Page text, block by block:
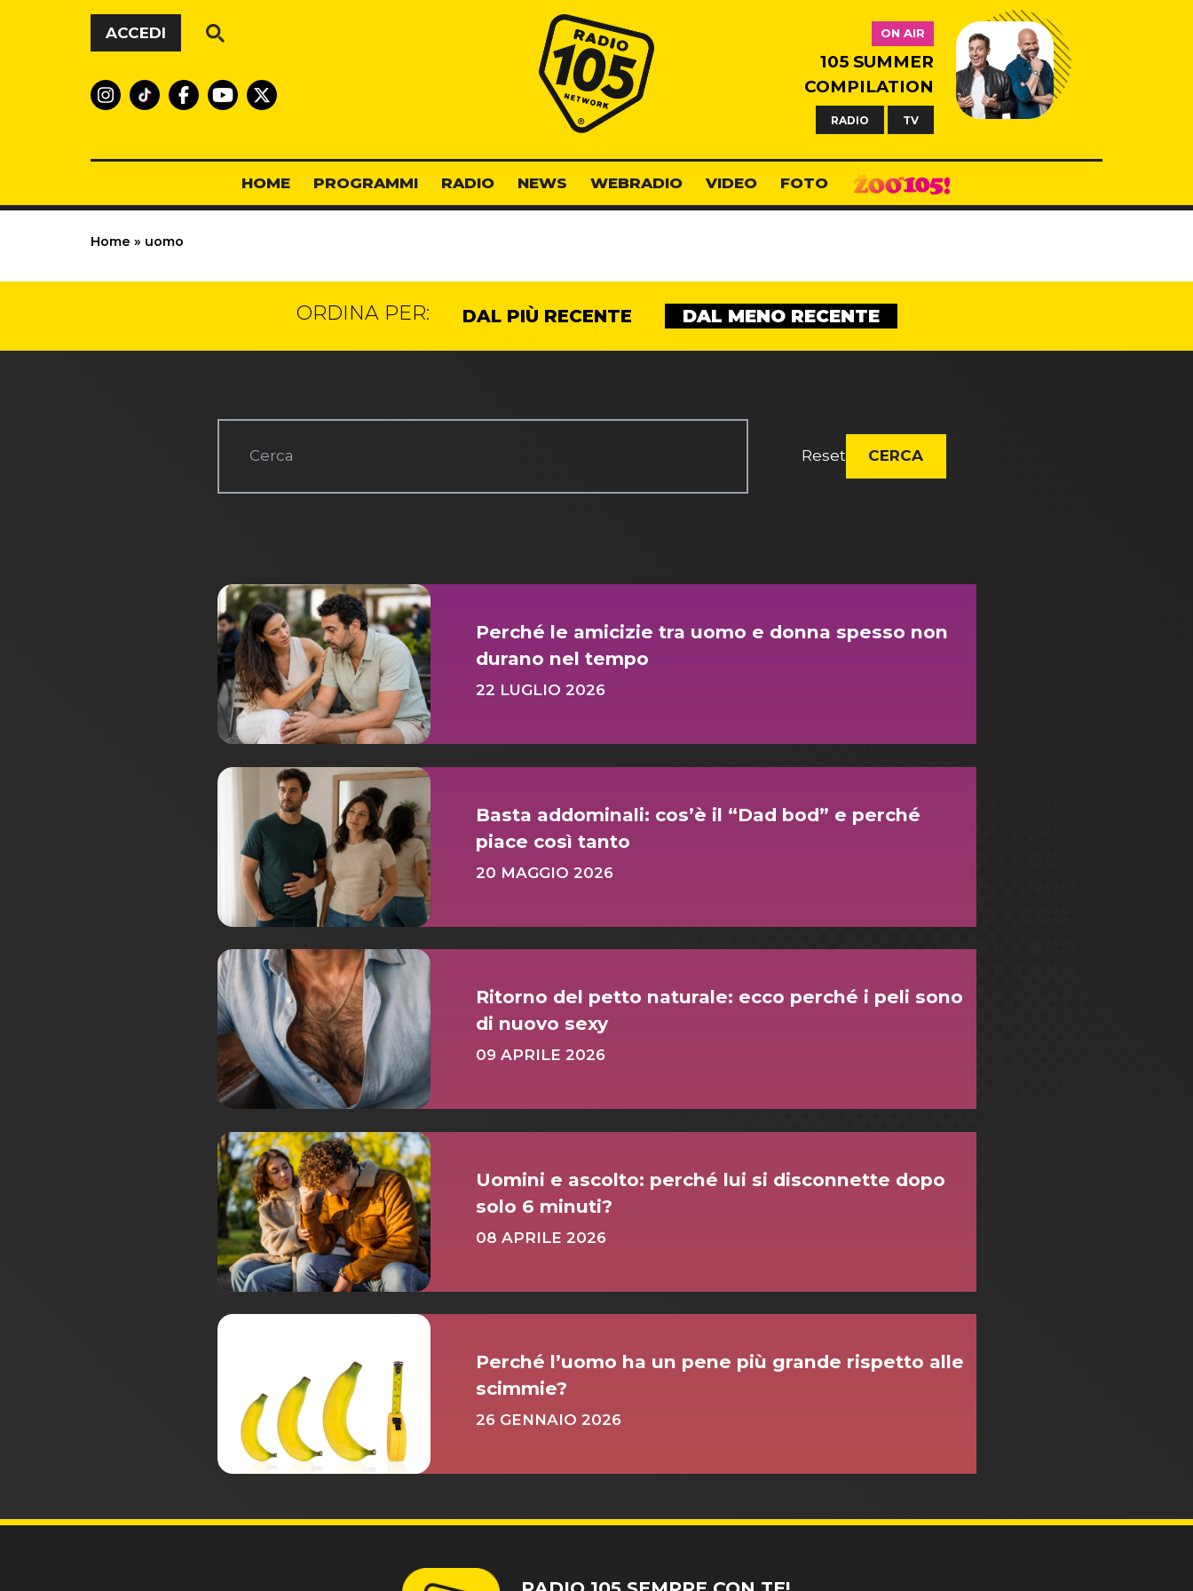
Vai al contenuto
ACCEDI
Radio 105
ON AIR
105 SUMMER
COMPILATION
RADIO TV
HOME PROGRAMMI RADIO NEWS WEBRADIO VIDEO FOTO
Home » uomo
ORDINA PER: DAL PIÙ RECENTE DAL MENO RECENTE
Reset CERCA
Perché le amicizie tra uomo e donna spesso non
durano nel tempo
22 LUGLIO 2026
Basta addominali: cos’è il “Dad bod” e perché
piace così tanto
20 MAGGIO 2026
Ritorno del petto naturale: ecco perché i peli sono
di nuovo sexy
09 APRILE 2026
Uomini e ascolto: perché lui si disconnette dopo
solo 6 minuti?
08 APRILE 2026
Perché l’uomo ha un pene più grande rispetto alle
scimmie?
26 GENNAIO 2026